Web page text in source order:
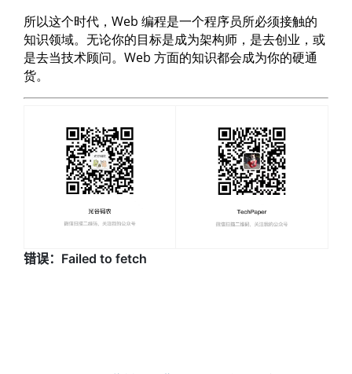
所以这个时代，Web 编程是一个程序员所必须接触的
知识领域。无论你的目标是成为架构师，是去创业，或
是去当技术顾问。Web 方面的知识都会成为你的硬通
货。